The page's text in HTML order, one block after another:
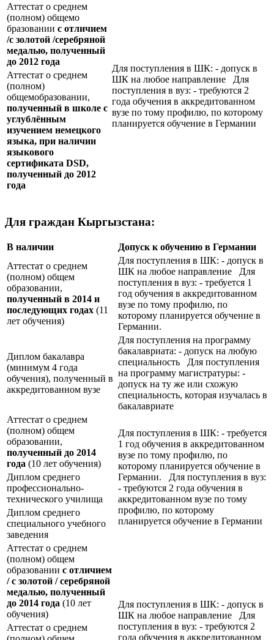
Аттестат о среднем
(полном) общемо
бразовании с отличием
/с золотой /серебряной
медалью, полученный
до 2012 года
Для поступления в ШК: - допуск в
ШК на любое направление Для
поступления в вуз: - требуются 2
года обучения в аккредитованном
вузе по тому профилю, по которому
планируется обучение в Германии
Аттестат о среднем
(полном)
общемобразовании,
полученный в школе с
углублённым
изучением немецкого
языка, при наличии
языкового
сертификата DSD,
полученный до 2012
года
Для граждан Кыргызстана:
В наличии
Допуск к обучению в Германии
Аттестат о среднем
(полном) общем
образовании,
полученный в 2014 и
последующих годах (11
лет обучения)
Для поступления в ШК: - допуск в
ШК на любое направление Для
поступления в вуз: - требуется 1
год обучения в аккредитованном
вузе по тому профилю, по
которому планируется обучение в
Германии.
Диплом бакалавра
(минимум 4 года
обучения), полученный в
аккредитованном вузе
Для поступления на программу
бакалавриата: - допуск на любую
специальность Для поступления
на программу магистратуры: -
допуск на ту же или схожую
специальность, которая изучалась в
бакалавриате
Аттестат о среднем
(полном) общем
образовании,
полученный до 2014
года (10 лет обучения)
Для поступления в ШК: - требуется
1 год обучения в аккредитованном
вузе по тому профилю, по
которому планируется обучение в
Германии. Для поступления в вуз:
- требуются 2 года обучения в
аккредитованном вузе по тому
профилю, по которому
планируется обучение в Германии
Диплом среднего
профессионально-
технического училища
Диплом среднего
специального учебного
заведения
Аттестат о среднем
(полном) общем
образовании с отличием
/ с золотой / серебряной
медалью, полученный
до 2014 года (10 лет
обучения)
Для поступления в ШК: - допуск в
ШК на любое направление Для
поступления в вуз: - требуются 2
года обучения в аккредитованном
Аттестат о среднем